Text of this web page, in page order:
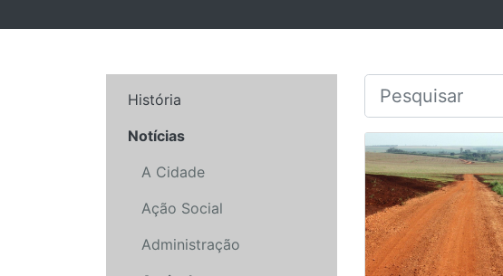
História
Notícias
A Cidade
Ação Social
Administração